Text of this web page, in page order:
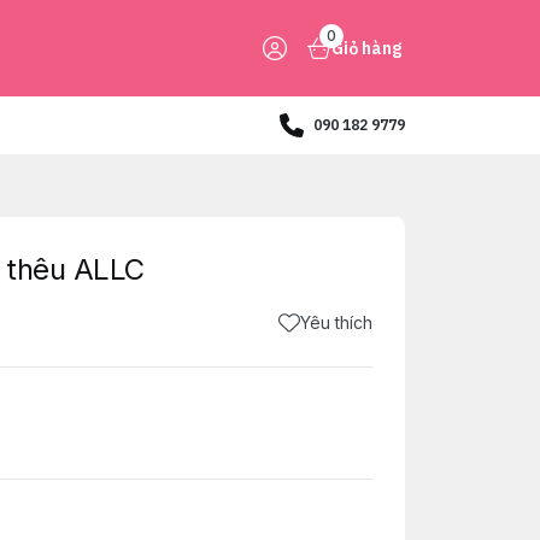
0
Giỏ hàng
090 182 9779
ALLC
Yêu thích